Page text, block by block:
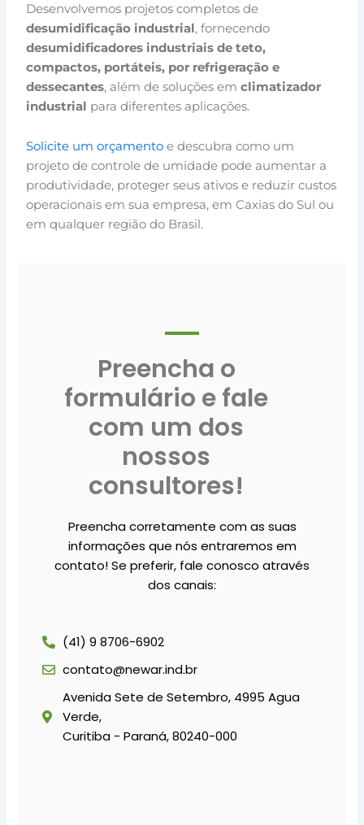
Desenvolvemos projetos completos de
desumidificação industrial, fornecendo
desumidificadores industriais de teto,
compactos, portáteis, por refrigeração e
dessecantes, além de soluções emclimatizador
industrial para diferentes aplicações.
Solicite um orçamento e descubra como um
projeto de controle de umidade pode aumentar a
produtividade, proteger seus ativos e reduzir custos
operacionais em sua empresa, em Caxias do Sul ou
em qualquer região do Brasil.
Preencha o
formulário e fale
com um dos
nossos
consultores!
Preencha corretamente com as suas
informações que nós entraremos em
contato! Se preferir, fale conosco através
dos canais:
(41) 9 8706-6902
contato@newar.ind.br
Avenida Sete de Setembro, 4995 Agua
Verde,
Curitiba - Paraná, 80240-000